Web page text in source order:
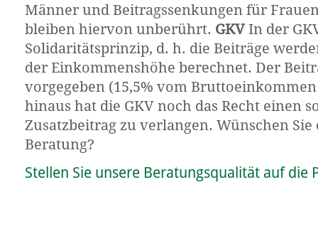
Männer und Beitragssenkungen für
bleiben hiervon unberührt. GKVIn der
Solidaritätsprinzip, d. h. die Beiträge
der Einkommenshöhe berechnet. Der
vorgegeben (15,5% vom
hinaus hat die GKV noch das Recht einen
Zusatzbeitrag zu verlangen. Wünschen
Beratung?
Stellen Sie unsere Beratungsqualität auf die